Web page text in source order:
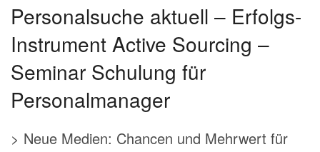
Personalsuche aktuell – Erfolgs-
Instrument Active Sourcing –
Seminar Schulung für
Personalmanager
> Neue Medien: Chancen und Mehrwert für